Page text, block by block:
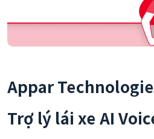
Appar
Trợ lý lái xe AI